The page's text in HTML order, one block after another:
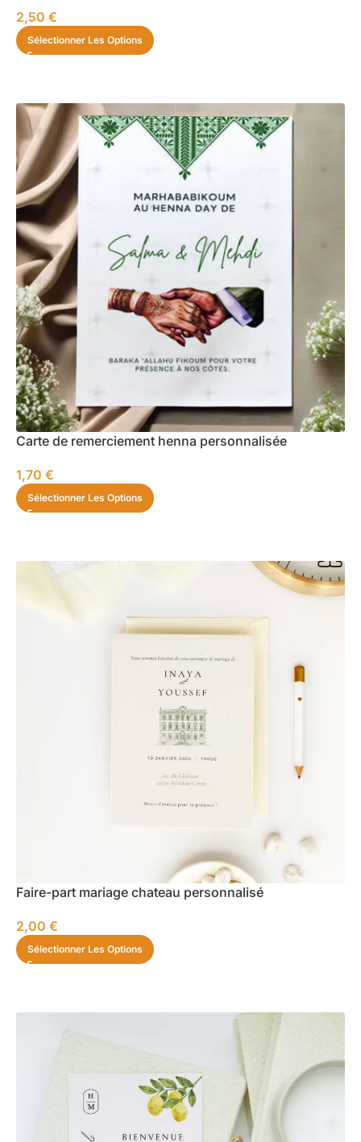
2,50 €
Sélectionner Les Options
Carte de remerciement henna personnalisée
1,70 €
Sélectionner Les Options
Faire-part mariage chateau personnalisé
2,00 €
Sélectionner Les Options